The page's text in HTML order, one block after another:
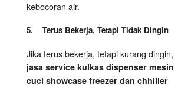
kebocoran air.
5. Terus Bekerja, Tetapi Tidak Dingin
Jika terus bekerja, tetapi kurang dingin,
jasa service kulkas dispenser mesin
cuci showcase freezer dan chhiller